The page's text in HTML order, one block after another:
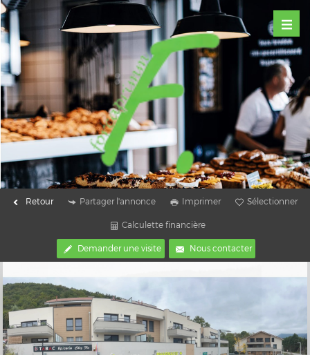
Retour Partager l'annonce Imprimer Sélectionner
Calculette financière
Demander une visite Nous contacter